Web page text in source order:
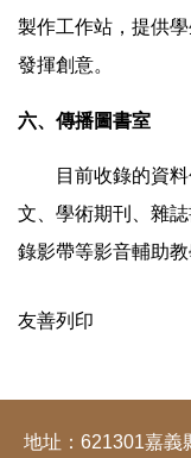
製作工作站，提供
發揮創意。
六、傳播圖書室
目前收錄的資料
文、學術期刊、雜
錄影帶等影音輔助教
友善列印
地址：621301嘉義